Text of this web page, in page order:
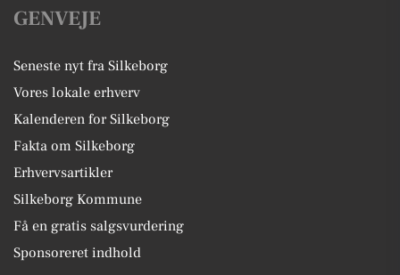
GENVEJE
Seneste nyt fra Silkeborg
Vores lokale erhverv
Kalenderen for Silkeborg
Fakta om Silkeborg
Erhvervsartikler
Silkeborg Kommune
Få en gratis salgsvurdering
Sponsoreret indhold